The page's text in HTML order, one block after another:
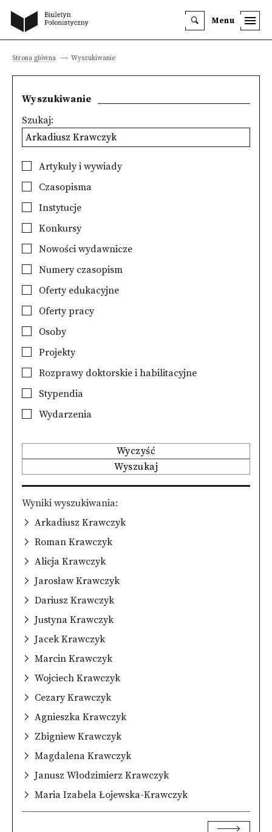
Menu
Strona główna Wyszukiwanie
Wyszukiwanie
Szukaj:
Artykuły i wywiady
Czasopisma
Instytucje
Konkursy
Nowości wydawnicze
Numery czasopism
Oferty edukacyjne
Oferty pracy
Osoby
Projekty
Rozprawy doktorskie i habilitacyjne
Stypendia
Wydarzenia
Wyczyść
Wyszukaj
Wyniki wyszukiwania
Arkadiusz Krawczyk
Roman Krawczyk
Alicja Krawczyk
Jarosław Krawczyk
Dariusz Krawczyk
Justyna Krawczyk
Jacek Krawczyk
Marcin Krawczyk
Wojciech Krawczyk
Cezary Krawczyk
Agnieszka Krawczyk
Zbigniew Krawczyk
Magdalena Krawczyk
Janusz Włodzimierz Krawczyk
Maria Izabela Łojewska-Krawczyk